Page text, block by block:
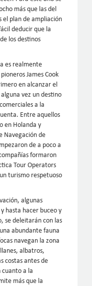
más que las del
el plan de ampliación
deducir que la
los destinos
es realmente
James Cook
en alcanzar el
vez un destino
a la
Entre aquellos
en Holanda y
Navegación de
de a poco a
formaron
Tour Operators
turismo respetuoso
algunas
hasta hacer buceo y
se deleitarán con las
abundante fauna
navegan la zona
albatros,
costas antes de
a la
más que la